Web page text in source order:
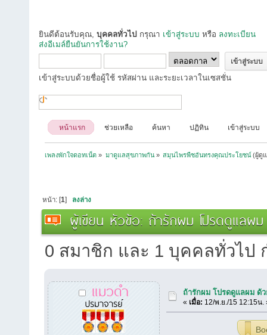
ยินดีต้อนรับคุณ, บุคคลทั่วไป กรุณา เข้าสู่ระบบ หรือ ลงทะเบียน
ส่งอีเมล์ยืนยันการใช้งาน?
เข้าสู่ระบบด้วยชื่อผู้ใช้ รหัสผ่าน และระยะเวลาในเซสชั่น
หน้าแรก ช่วยเหลือ ค้นหา ปฏิทิน เข้าสู่ระบบ
เพลงพักใจดอทเน็ต » มาดูแลสุขภาพกัน» สมุนไพรพืชอันทรงคุณประโยชน์(ผู้ดู
หน้า: [1] ลงล่าง
ผู้เขียน หัวข้อ: ถ้ารักผม โปรดดูแล
0 สมาชิก และ 1 บุคคลทั่วไป
แมวดำ
ปรมาจารย์
ถ้ารักผม โปรดดูแลผม ด้
« เมื่อ: 12/พ.ย./15 12:15น.